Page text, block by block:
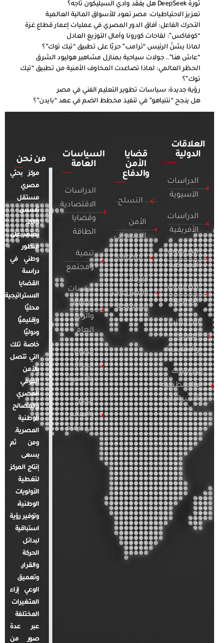
ثورة DeepSeek هل يفقد وادي السيليكون تاجه؟
تعزيز الاحتياطيات: مصر تعود للأسواق المالية العالمية
التحرك الفاعل: آفاق الدور المصري في عمليات إعمار قطاع غزة
“كوفاكس”: لقاحات كورونا وآمال التوزيع العادل
لماذا يشنّ الرئيس “ترامب” حربًا على تطبيق “تيك توك”؟
“عاش هنا”.. جولات سياحية بمنازل مشاهير هوليود الشرق
الحظر العالمي: لماذا تصاعدت المخاوف الأمنية من تطبيق “تيك
توك”؟
رؤية جديدة: سياسات تطوير التعليم الفني في مصر
هل ينجح “نتنياهو” في تنفيذ مخطط الضم في عهد “بايدن”؟
العلاقات
الدولية
الدراسات
الآسيوية
الدراسات
الأفريقية
الدراسات
الأمريكية
الدراسات
الأوروبية
الدراسات
العربية
والإقليمية
الدراسات
الفلسطينية
والإسرائيلية
قضايا
الأمن
والدفاع
التسلح
الأمن
السيبراني
التطرف
الإرهاب
والصراعات
المسلحة
السياسات
العامة
الدراسات
الاقتصادية
وقضايا
الطاقة
تنمية
ومجتمع
دراسات
الإعلام
والرأي
العام
قضايا
المرأة
والأسرة
مصر
والعالم
في أرقام
من نحن
مركز بحثي
مصري
مستقل
تأسس
2018.
يعتمد على
منظور
وطني في
دراسة
القضايا
الاستراتيجية
محليًا
وإقليميًا
ودوليًا
خاصة تلك
التي تتصل
بالأمن
القومي
المصري
والمصالح
الوطنية
المصرية.
ومن ثم
يسعى
إنتاج المركز
لتغطية
الأولويات
الوطنية،
وتوفير رؤية
استباقية
لبدائل
الحركة
والقرار.
وتعميق
الوعي إزاء
المتغيرات
المختلفة
عبر عدة
صور من